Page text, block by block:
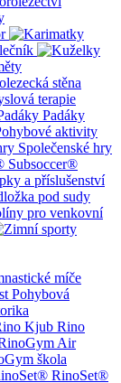
stěna
terapie
Padáky
aktivity
Společenské hry
Subsoccer®
a příslušenství
pod sudy
pro venkovní
Pohybová
Rino
Air
škola
RinoSet®